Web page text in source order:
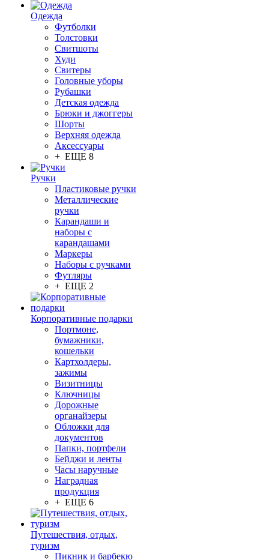
Одежда
Футболки
Толстовки
Свитшоты
Худи
Свитеры
Головные уборы
Рубашки
Детская одежда
Брюки и джоггеры
Шорты
Верхняя одежда
Аксессуары
+ ЕЩЕ 8
Ручки
Пластиковые ручки
Металлические
ручки
Карандаши и
наборы с
карандашами
Маркеры
Наборы с ручками
Футляры
+ ЕЩЕ 2
Корпоративные подарки
Портмоне,
бумажники,
кошельки
Картхолдеры,
зажимы
Визитницы
Ключницы
Дорожные
органайзеры
Обложки для
документов
Папки, портфели
Бейджи и ленты
Часы наручные
Наградная
продукция
+ ЕЩЕ 6
Путешествия, отдых,
туризм
Пикник и барбекю